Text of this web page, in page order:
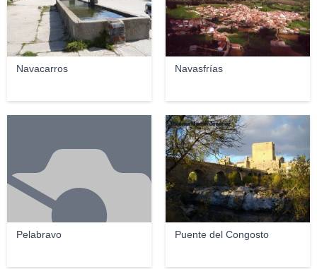
Navacarros Navasfrías
Pelabravo Puente del Congosto
Paloma Martín Jiménez